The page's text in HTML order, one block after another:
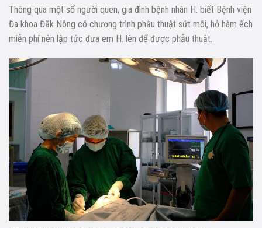
Thông qua một số người quen, gia đình bệnh nhân H. biết Bệnh viện
Đa khoa Đăk Nông có chương trình phẫu thuật sứt môi, hở hàm ếch
miễn phí nên lập tức đưa em H. lên để được phẫu thuật.